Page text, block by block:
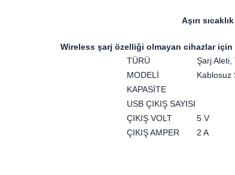
Aşırı
Wireless şarj özelliği olmayan cihazlar
TÜRÜ
Şarj Aleti,
MODELİ
Kablosuz
KAPASİTE
USB ÇIKIŞ SAYISI
ÇIKIŞ VOLT
5 V
ÇIKIŞ AMPER
2 A